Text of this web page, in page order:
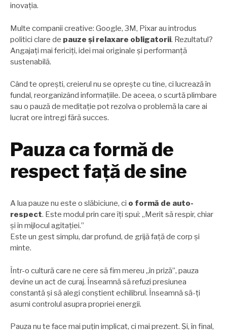
inovația.
Multe companii creative: Google, 3M, Pixar au introdus
politici clare de pauze și relaxare obligatorii. Rezultatul?
Angajați mai fericiți, idei mai originale și performanță
sustenabilă.
Când te oprești, creierul nu se oprește cu tine, ci lucrează în
fundal, reorganizând informațiile. De aceea, o scurtă plimbare
sau o pauză de meditație pot rezolva o problemă la care ai
lucrat ore întregi fără succes.
Pauza ca formă de
respect față de sine
A lua pauze nu este o slăbiciune, ci o formă de auto-
respect. Este modul prin care îți spui: „Merit să respir, chiar
și în mijlocul agitației.”
Este un gest simplu, dar profund, de grijă față de corp și
minte.
Într-o cultură care ne cere să fim mereu „în priză”, pauza
devine un act de curaj. Înseamnă să refuzi presiunea
constantă și să alegi conștient echilibrul. Înseamnă să-ți
asumi controlul asupra propriei energii.
Pauza nu te face mai puțin implicat, ci mai prezent. Și, în final,